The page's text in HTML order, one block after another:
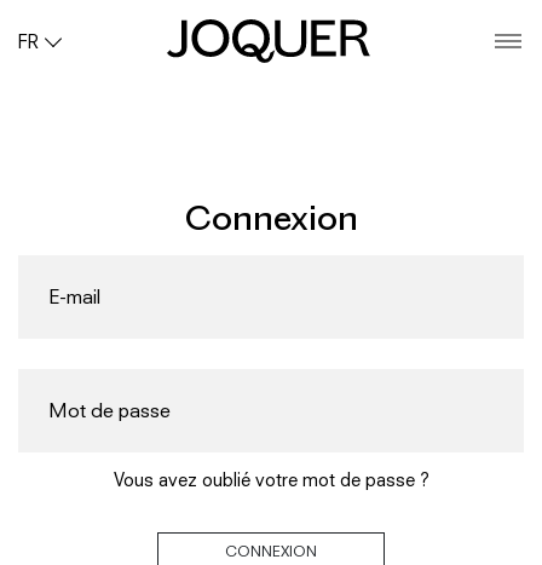
FR
Connexion
Vous avez oublié votre mot de passe ?